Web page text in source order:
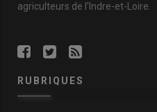
agriculteurs de l'Indre-et-Loire.
RUBRIQUES